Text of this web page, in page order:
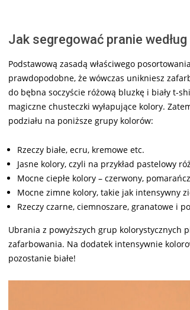
Jak segregować pranie
Podstawową zasadą właściwego
prawdopodobne, że wówczas unikniesz
do bębna soczyście różową bluzkę i biały t-
magiczne chusteczki wyłapujące kolory.
podziału na poniższe grupy kolorów:
Rzeczy białe, ecru, kremowe etc.
Jasne kolory, czyli na przykład pastelowy
Mocne ciepłe kolory – czerwony,
Mocne zimne kolory, takie jak intensywny
Rzeczy czarne, ciemnoszare, granatowe i
Ubrania z powyższych grup kolorystycznych
zafarbowania. Na dodatek intensywnie
pozostanie białe!